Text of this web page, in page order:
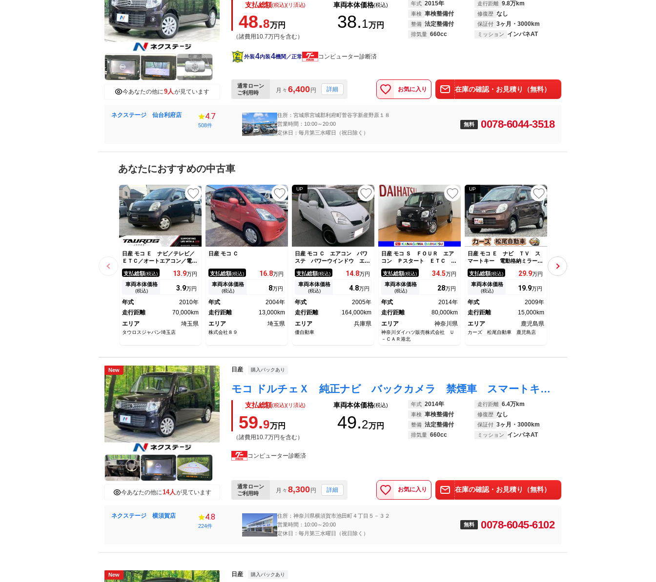
今あなたの他に9人が見ています
支払総額(税込)(リ済込)
48.8万円
（諸費用10.7万円を含む）
車両本体価格(税込)
38.1万円
年式 2015年 走行距離 9.8万km
車検 車検整備付 修復歴 なし
整備 法定整備付 保証付 3ヶ月・3000km
排気量 660cc ミッション インパネAT
外装4内装4機関／正常 コンピューター診断済
通常ローン
ご利用時
月々 6,400円 詳細 お気に入り 在庫の確認・お見積り（無料）
ネクステージ 仙台利府店 4.7
508件
住所：宮城県宮城郡利府町菅谷字新産野原１８
営業時間：10:00～20:00
定休日：毎月第三水曜日（祝日除く）
無料 0078-6044-3518
あなたにおすすめの中古車
日産 モコ Ｅ ナビ／テレビ／
ＥＴＣ／オートエアコン／電動
格納ミラー／レベライザー／パ
ワーウィンドウ／パワーステア
リング／アクセサリーソケット
／フルフラット／エアバック／
支払総額(税込) 13.9万円
車両本体価格
(税込) 3.9万円
年式
2010年
走行距離
70,000km
エリア
埼玉県
タウロスジャパン埼玉店
日産 モコ Ｃ
支払総額(税込) 16.8万円
車両本体価格
(税込) 8万円
年式
2004年
走行距離
13,000km
エリア
埼玉県
株式会社８９
UP
日産 モコ Ｃ エアコン パワ
ステ パワーウインドウ エア
バック キーレス ナビ
支払総額(税込) 14.8万円
車両本体価格
(税込) 4.8万円
年式
2005年
走行距離
164,000km
エリア
兵庫県
優自動車
日産 モコ Ｓ ＦＯＵＲ エア
コン Ｐスタート ＥＴＣ キ
ーフリー ＣＤチューナー エ
アコン Ｐスタート アクセサ
リーソケット シートヒータ
ー アイドリングストップ 光
格納ミラー パワーウィンド
ウ アルミホイール キーフリ
支払総額(税込) 34.5万円
車両本体価格
(税込) 28万円
年式
2014年
走行距離
80,000km
エリア
神奈川県
神奈川ダイハツ販売株式会社 Ｕ
－ＣＡＲ港北
UP
日産 モコ Ｅ ナビ ＴＶ ス
マートキー 電動格納ミラー
ベンチシート ＡＴ 盗難防止
システム ＡＢＳ ＣＤ ＤＶ
Ｄ再生 ミュージックプレイヤ
ー接続可 衝突安全ボディ エ
パワーウィンドウ
支払総額(税込) 29.9万円
車両本体価格
(税込) 19.9万円
年式
2009年
走行距離
15,000km
エリア
鹿児島県
カーズ 松尾自動車 鹿児島店
ナビゲーション スマートキ
ー ベンチシート オートエア
コン パワーウインドウ 電動
支払総額
New
今あなたの他に 14人 が見ています
日産 購入パックあり
モコ ドルチェＸ 純正ナビ バックカメラ 禁煙車 スマートキー 合皮シート ＨＩＤヘッド ＥＴＣ 純正１４インチＡＷ オートライト オートエアコン ＣＤ フルセグ アイドリングストップ プライバシーガラス
支払総額(税込)(リ済込)
59.9万円
（諸費用10.7万円を含む）
車両本体価格(税込)
49.2万円
年式 2014年 走行距離 6.4万km
車検 車検整備付 修復歴 なし
整備 法定整備付 保証付 3ヶ月・3000km
排気量 660cc ミッション インパネAT
コンピューター診断済
通常ローン
ご利用時
月々 8,300 円 詳細 お気に入り 在庫の確認・お見積り（無料）
ネクステージ 横須賀店 4.8
224件
住所：神奈川県横須賀市池田町４丁目５－３２
営業時間：10:00～20:00
定休日：毎月第三水曜日（祝日除く）
無料 0078-6045-6102
New 日産 購入パックあり